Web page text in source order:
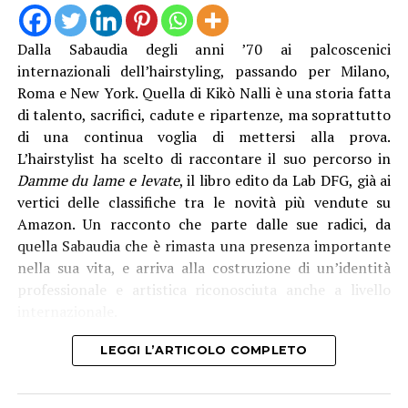
generale Natalino Corbo e il presidente del Consorzio di
Bonifica Lino Conti, erano presenti l’assessore regionale
all’Agricoltura Giancarlo Righini, il direttore generale di
Anbi Lazio Andrea Renna, il presidente della
commissione regionale attività produttive, Vittorio
Sambucci e il sindaco di Terracina Francesco Giannetti.
Dalla Sabaudia degli anni ’70 ai palcoscenici
internazionali dell’hairstyling, passando per Milano,
Roma e New York. Quella di Kikò Nalli è una storia fatta
di talento, sacrifici, cadute e ripartenze, ma soprattutto
di una continua voglia di mettersi alla prova.
L’hairstylist ha scelto di raccontare il suo percorso in
Damme du lame e levate, il libro edito da Lab DFG, già ai
vertici delle classifiche tra le novità più vendute su
Amazon. Un racconto che parte dalle sue radici, da
quella Sabaudia che è rimasta una presenza importante
nella sua vita, e arriva alla costruzione di un’identità
professionale e artistica riconosciuta anche a livello
LEGGI L’ARTICOLO COMPLETO